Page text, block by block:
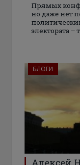
Прямых
но даже нет
электората –
БЛОГИ
Алексей